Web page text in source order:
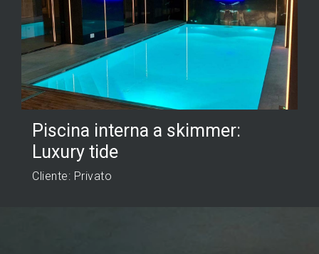
Piscina interna a skimmer:
Luxury tide
Cliente: Privato